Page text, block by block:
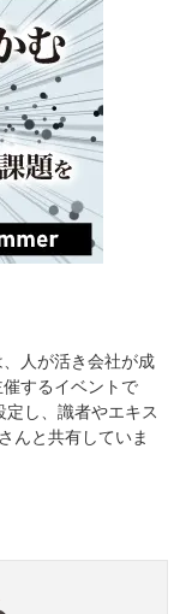
人が活き会社が成
するイベントで
し、識者やエキス
んと共有していま